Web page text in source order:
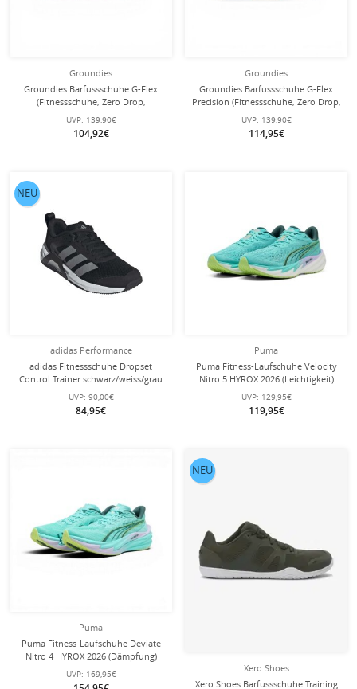
Groundies
Groundies Barfussschuhe G-Flex
(Fitnessschuhe, Zero Drop,
Klettverschluss) mintgrün Damen
UVP: 139,90€
104,92€
Groundies
Groundies Barfussschuhe G-Flex
Precision (Fitnessschuhe, Zero Drop,
breite Zehenbox) beige/tealgrün
Herren
UVP: 139,90€
114,95€
adidas Performance
adidas Fitnessschuhe Dropset
Control Trainer schwarz/weiss/grau
Damen
UVP: 90,00€
84,95€
NEU
Puma
Puma Fitness-Laufschuhe Velocity
Nitro 5 HYROX 2026 (Leichtigkeit)
mint Damen
UVP: 129,95€
119,95€
Puma
Puma Fitness-Laufschuhe Deviate
Nitro 4 HYROX 2026 (Dämpfung)
mint Damen
UVP: 169,95€
Xero Shoes
Xero Shoes Barfussschuhe Training
NEU